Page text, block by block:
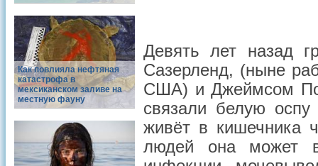
Как повлияла нефтяная
катастрофа в
мексиканском заливе на
местную фауну
Девять лет назад
Сазерленд, (ныне
США) и Джеймсом
связали белую оспу
живёт в кишечника
людей она может